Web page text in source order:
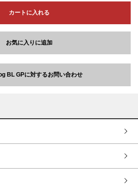
カートに入れる
お気に入りに追加
BL GPに対するお問い合わせ